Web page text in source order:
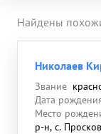
Найдены
Николаев
Звание
Дата
Место
р-н, с.